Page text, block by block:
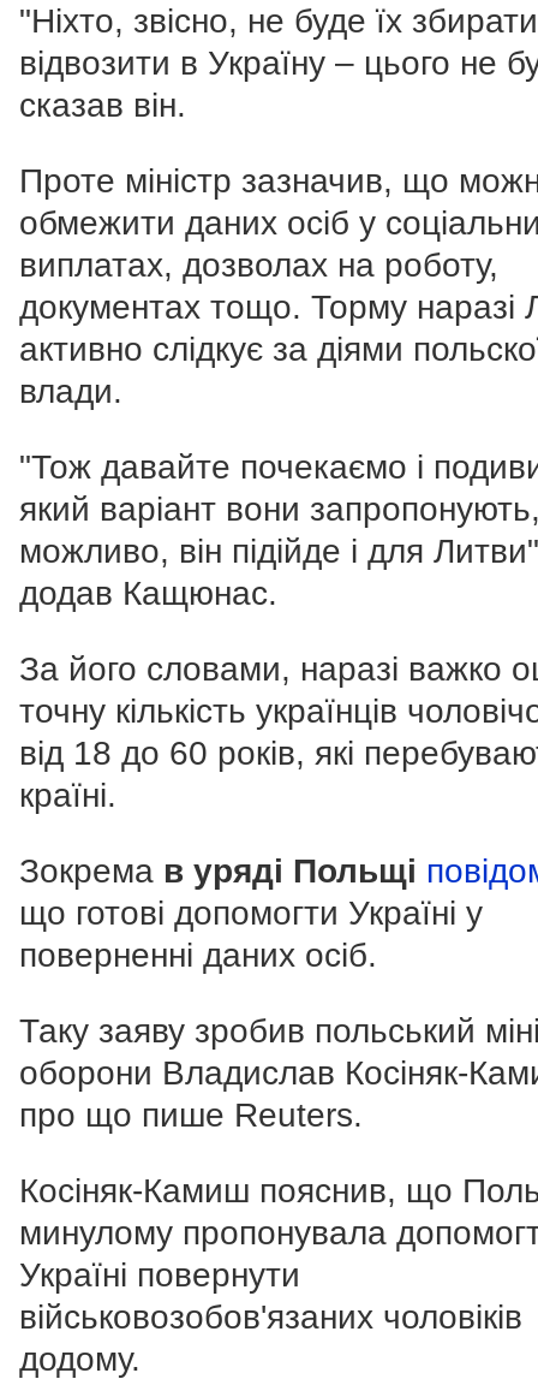
"Ніхто, звісно, не буде їх збирати
відвозити в Україну – цього не
сказав він.
Проте міністр зазначив, що
обмежити даних осіб у
виплатах, дозволах на роботу,
документах тощо. Торму наразі
активно слідкує за діями
влади.
"Тож давайте почекаємо і
який варіант вони
можливо, він підійде і для
додав Кащюнас.
За його словами, наразі важко
точну кількість українців
від 18 до 60 років, які
країні.
Зокрема в уряді Польщі
що готові допомогти Україні у
поверненні даних осіб.
Таку заяву зробив польський
оборони Владислав Косіняк-
про що пише Reuters.
Косіняк-Камиш пояснив, що
минулому пропонувала
Україні повернути
військовозобов'язаних чоловіків
додому.